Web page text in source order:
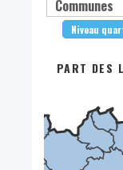
Niveau
PART DES